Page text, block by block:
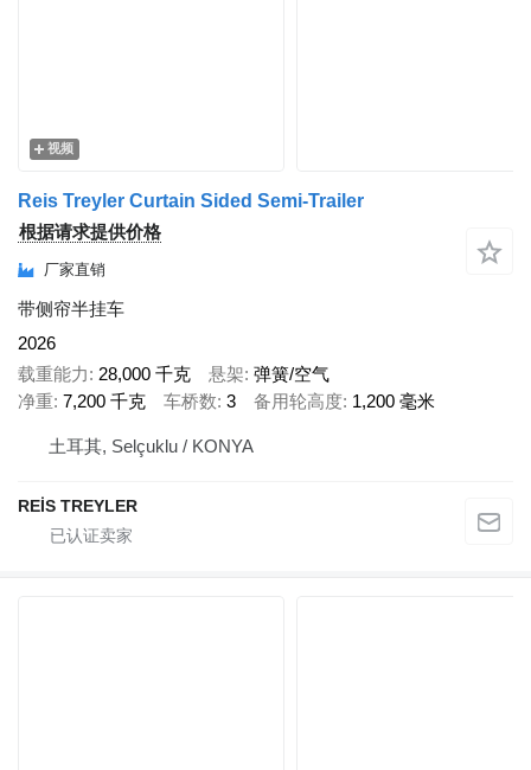
视频
Reis Treyler Curtain Sided Semi-Trailer
根据请求提供价格
厂家直销
带侧帘半挂车
2026
载重能力
28,000 千克 悬架 弹簧/空气
净重 7,200 千克 车桥数 3 备用轮高度 1,200 毫米
土耳其, Selçuklu / KONYA
REİS TREYLER